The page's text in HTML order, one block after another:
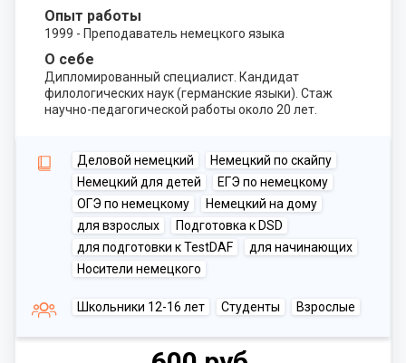
Опыт работы
1999 - Преподаватель немецкого языка
О себе
Дипломированный специалист. Кандидат
филологических наук (германские языки). Стаж
научно-педагогической работы около 20 лет.
Деловой немецкий
Немецкий по скайпу
Немецкий для детей
ЕГЭ по немецкому
ОГЭ по немецкому
Немецкий на дому
для взрослых
Подготовка к DSD
для подготовки к TestDAF
для начинающих
Носители немецкого
Школьники 12-16 лет Студенты Взрослые